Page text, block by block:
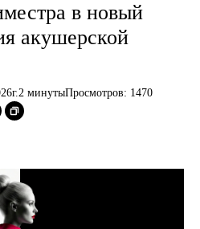
в новый
акушерской
2 минутыПросмотров: 1470